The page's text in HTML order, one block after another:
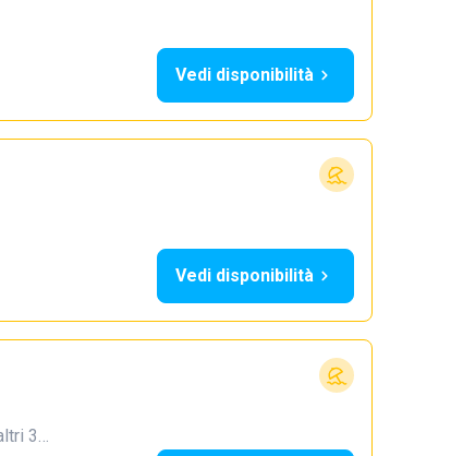
Vedi disponibilità
Vedi disponibilità
3…